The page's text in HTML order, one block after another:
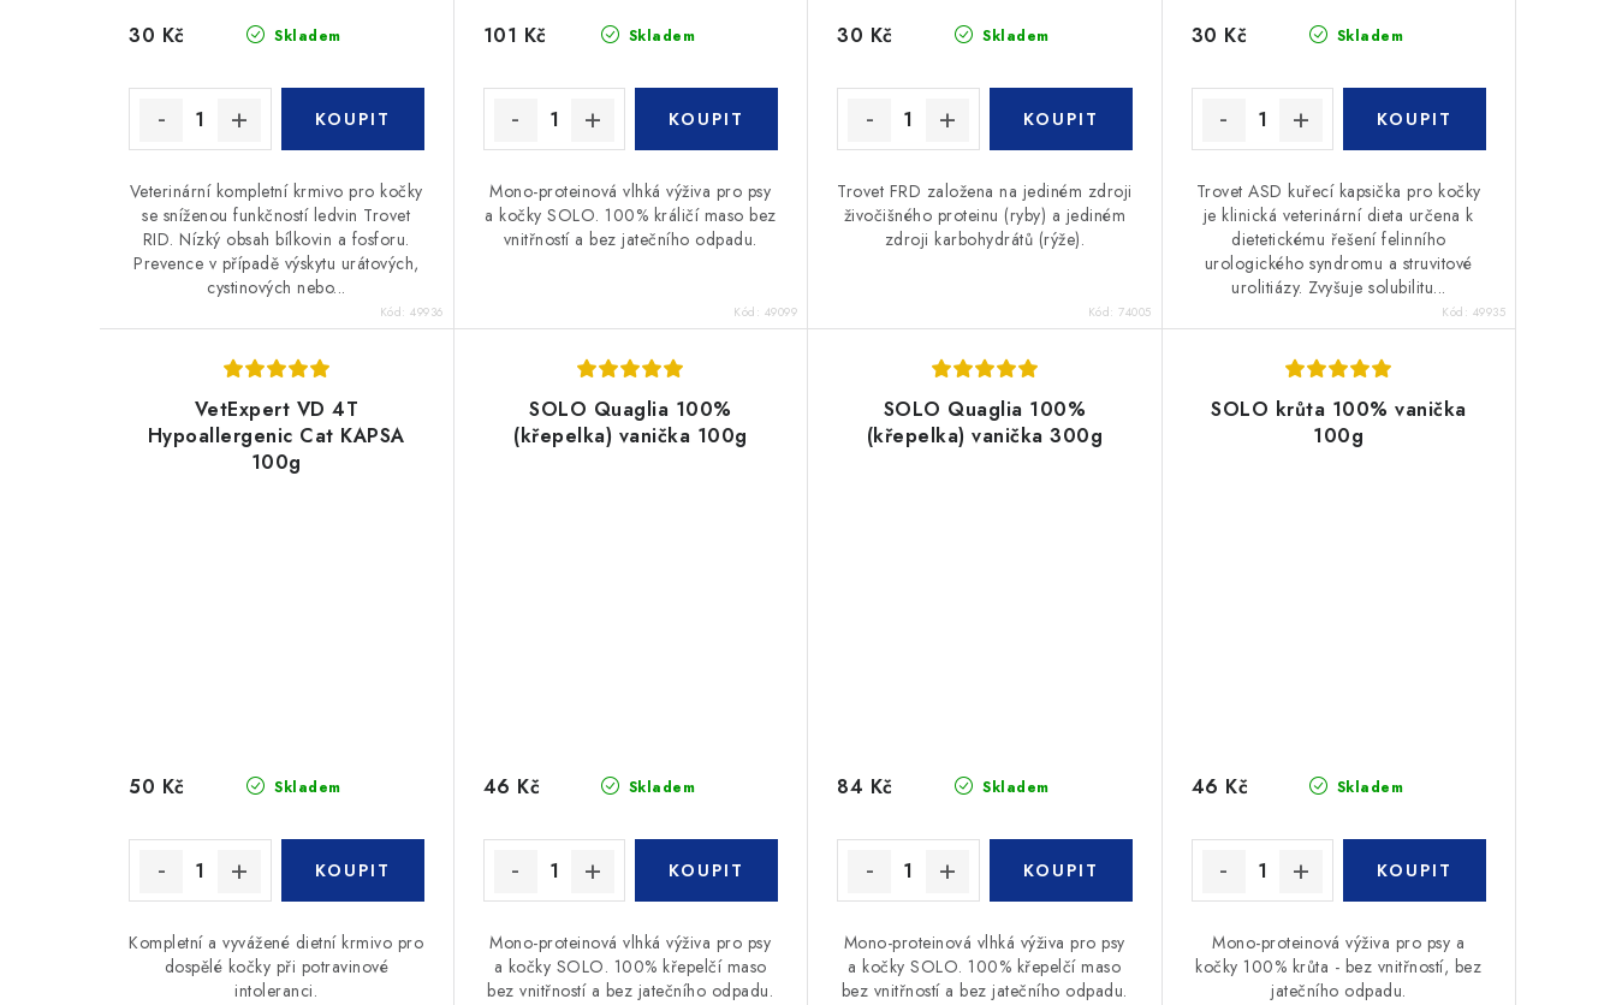
Skladem
30 Kč
Veterinární kompletní krmivo pro kočky
se sníženou funkčností ledvin Trovet
RID. Nízký obsah bílkovin a fosforu.
Prevence v případě výskytu urátových,
cystinových nebo...
Kód: 49936
Skladem
101 Kč
Mono-proteinová vlhká výživa pro psy
a kočky SOLO. 100% králičí maso bez
vnitřností a bez jatečního odpadu.
Kód: 49099
Skladem
30 Kč
Trovet FRD založena na jediném zdroji
živočišného proteinu (ryby) a jediném
zdroji karbohydrátů (rýže).
Kód: 74005
Skladem
30 Kč
Trovet ASD kuřecí kapsička pro kočky
je klinická veterinární dieta určena k
dietetickému řešení felinního
urologického syndromu a struvitové
urolitiázy. Zvyšuje solubilitu...
Kód: 49935
VetExpert VD 4T
Hypoallergenic Cat KAPSA
100g
Skladem
50 Kč
Kompletní a vyvážené dietní krmivo pro
dospělé kočky při potravinové
intoleranci.
SOLO Quaglia 100%
(křepelka) vanička 100g
Skladem
46 Kč
Mono-proteinová vlhká výživa pro psy
a kočky SOLO. 100% křepelčí maso
bez vnitřností a bez jatečního odpadu.
SOLO Quaglia 100%
(křepelka) vanička 300g
Skladem
84 Kč
Mono-proteinová vlhká výživa pro psy
a kočky SOLO. 100% křepelčí maso
bez vnitřností a bez jatečního odpadu.
SOLO krůta 100% vanička
100g
Skladem
46 Kč
Mono-proteinová výživa pro psy a
kočky 100% krůta - bez vnitřností, bez
jatečního odpadu.